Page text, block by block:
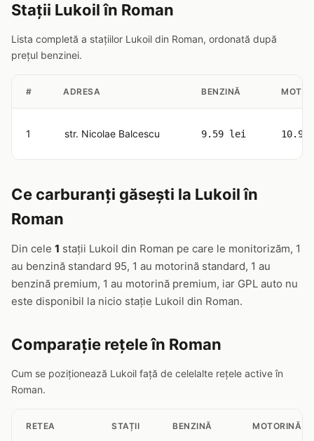
Stații Lukoil în Roman
Lista completă a stațiilor Lukoil din Roman, ordonată după
prețul benzinei.
# ADRESA BENZINĂ
1 str. Nicolae Balcescu 9.59 lei
Ce carburanți găsești la Lukoil în
Roman
Din cele 1 stații Lukoil din Roman pe care le monitorizăm, 1
au benzină standard 95, 1 au motorină standard, 1 au
benzină premium, 1 au motorină premium, iar GPL auto nu
este disponibil la nicio stație Lukoil din Roman.
Comparație rețele în Roman
Cum se poziționează Lukoil față de celelalte rețele active în
Roman.
RETEA STAȚII BENZINĂ MOTORINĂ